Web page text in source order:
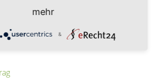
ich einem Herzinfarkt vorbeugen?
mehr
&